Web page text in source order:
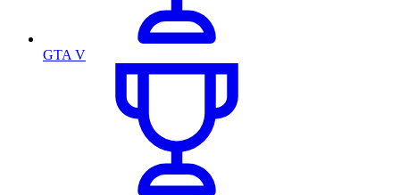
GTA V